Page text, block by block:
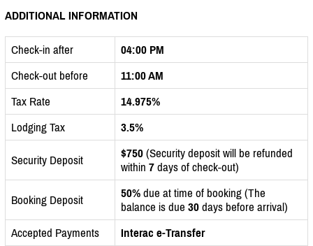
ADDITIONAL INFORMATION
Check-in after
04:00 PM
Check-out before
11:00 AM
Tax Rate
14.975%
Lodging Tax
3.5%
Security Deposit $750 (Security deposit will be refunded
within 7 days of check-out)
Booking Deposit 50% due at time of booking (The
balance is due 30 days before arrival)
Accepted Payments
Interac e-Transfer